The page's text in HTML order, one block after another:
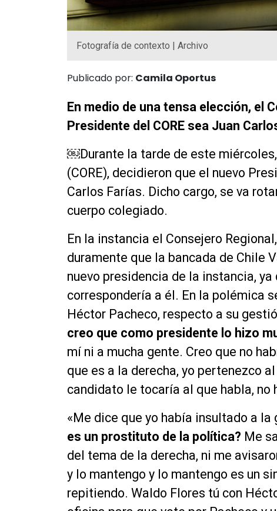
Fotografía de contexto | Archivo
Publicado por: Camila Oportus
En medio de una tensa elección, el
Presidente del CORE sea Juan
￼Durante la tarde de este
(CORE), decidieron que el nuevo
Carlos Farías. Dicho cargo, se va
cuerpo colegiado.
En la instancia el Consejero
duramente que la bancada de Chile
nuevo presidencia de la instancia,
correspondería a él. En la polémica
Héctor Pacheco, respecto a su
creo que como presidente lo hizo
mí ni a mucha gente. Creo que no
que es a la derecha, yo pertenezco
candidato le tocaría al que habla, no
«Me dice que yo había insultado a la
es un prostituto de la política? Me
del tema de la derecha, ni me
y lo mantengo y lo mantengo es un
repitiendo. Waldo Flores tú con